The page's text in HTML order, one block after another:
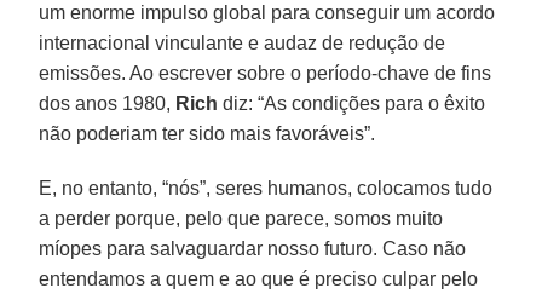
um enorme impulso global para conseguir um acordo
internacional vinculante e audaz de redução de
emissões. Ao escrever sobre o período-chave de fins
dos anos 1980, Rich diz: “As condições para o êxito
não poderiam ter sido mais favoráveis”.
E, no entanto, “nós”, seres humanos, colocamos tudo
a perder porque, pelo que parece, somos muito
míopes para salvaguardar nosso futuro. Caso não
entendamos a quem e ao que é preciso culpar pelo